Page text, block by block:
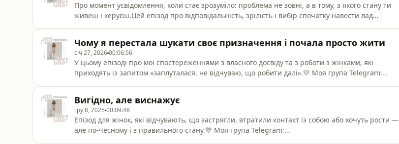
Про момент усвідомлення, коли стає зрозуміло: проблема не зовні, а в тому, з якого стану ти
живеш і керуєш.Цей епізод про відповідальність, зрілість і вибір спочатку навести лад
без боротьби.Завантажуй за цим посил
Чому я перестала шукати своє призначення і почала просто жити
січ 27, 202600:06:56
У цьому епізоді про мої спостереженнями з власного досвіду та з роботи з жінками, які
приходять із запитом «заплуталася. не відчуваю, що робити далі».💛 Моя група Telegram:
онлайн-консультацію - запис тут ⁠https://calendly.com/ol
Вигідно, але виснажує
гру 8, 2025 00:09:48
Епізод для жінок, які відчувають, що застрягли, втратили контакт із собою або хочуть рости —
але по-чесному і з правильного стану.💛 Моя група Telegram: